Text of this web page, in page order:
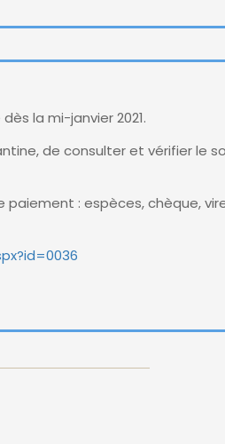
la mi-janvier 2021.
de consulter et vérifier le
paiement : espèces, chèque,